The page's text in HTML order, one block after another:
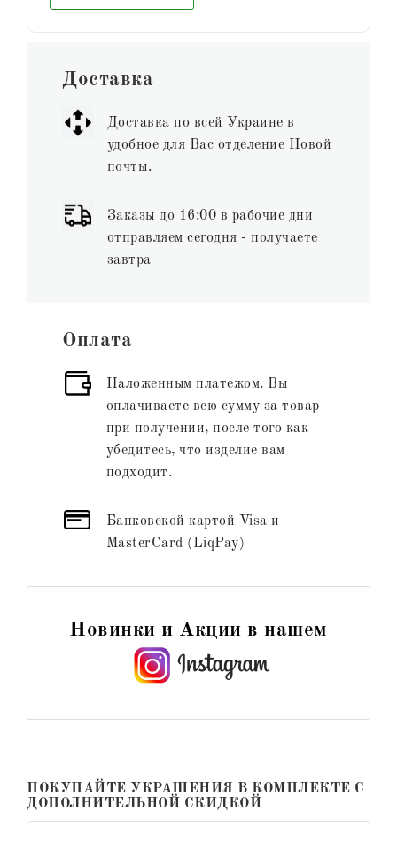
Доставка
Доставка по всей Украине в
удобное для Вас отделение Новой
почты.
Заказы до 16:00 в рабочие дни
отправляем сегодня - получаете
завтра
Оплата
Наложенным платежом. Вы
оплачиваете всю сумму за товар
при получении, после того как
убедитесь, что изделие вам
подходит.
Банковской картой Visa и
MasterCard (LiqPay)
Новинки и Акции в нашем
ПОКУПАЙТЕ УКРАШЕНИЯ В КОМПЛЕКТЕ С
ДОПОЛНИТЕЛЬНОЙ СКИДКОЙ